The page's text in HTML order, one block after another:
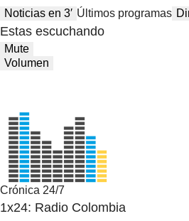
Noticias en 3′ Últimos programas
Estas escuchando
Mute
Volumen
Crónica 24/7
1x24: Radio Colombia